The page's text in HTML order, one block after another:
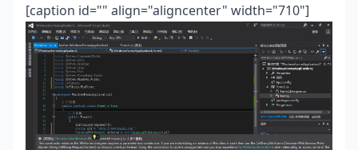
[caption id="" align="aligncenter" width="710"]